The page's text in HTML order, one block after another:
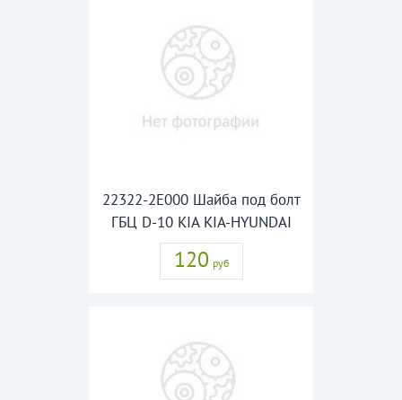
22322-2E000 Шайба под болт
ГБЦ D-10 KIA KIA-HYUNDAI
120 руб